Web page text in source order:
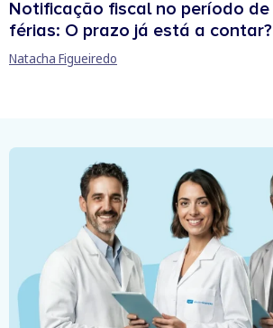
Notificação fiscal no período de
férias: O prazo já está a contar?
Natacha Figueiredo